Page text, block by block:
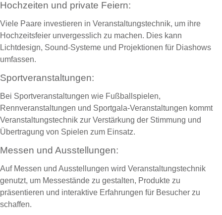
Hochzeiten und private Feiern:
Viele Paare investieren in Veranstaltungstechnik, um ihre
Hochzeitsfeier unvergesslich zu machen. Dies kann
Lichtdesign, Sound-Systeme und Projektionen für Diashows
umfassen.
Sportveranstaltungen:
Bei Sportveranstaltungen wie Fußballspielen,
Rennveranstaltungen und Sportgala-Veranstaltungen kommt
Veranstaltungstechnik zur Verstärkung der Stimmung und
Übertragung von Spielen zum Einsatz.
Messen und Ausstellungen:
Auf Messen und Ausstellungen wird Veranstaltungstechnik
genutzt, um Messestände zu gestalten, Produkte zu
präsentieren und interaktive Erfahrungen für Besucher zu
schaffen.